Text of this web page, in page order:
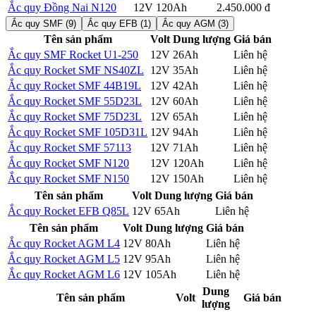
Ắc quy Đồng Nai N120
12V 120Ah 2.450.000 đ
Ắc quy SMF (9) Ắc quy EFB (1) Ắc quy AGM (3)
Tên sản phẩm Volt Dung lượng Giá bán
Ắc quy SMF Rocket U1-250
12V 26Ah Liên hệ
Ắc quy Rocket SMF NS40ZL
12V 35Ah Liên hệ
Ắc quy Rocket SMF 44B19L
12V 42Ah Liên hệ
Ắc quy Rocket SMF 55D23L
12V 60Ah Liên hệ
Ắc quy Rocket SMF 75D23L
12V 65Ah Liên hệ
Ắc quy Rocket SMF 105D31L 12V 94Ah Liên hệ
Ắc quy Rocket SMF 57113
12V 71Ah Liên hệ
Ắc quy Rocket SMF N120
12V 120Ah Liên hệ
Ắc quy Rocket SMF N150
12V 150Ah Liên hệ
Tên sản phẩm
Volt Dung lượng Giá bán
Ắc quy Rocket EFB Q85L 12V 65Ah Liên hệ
Tên sản phẩm
Volt Dung lượng Giá bán
Ắc quy Rocket AGM L4 12V 80Ah Liên hệ
Ắc quy Rocket AGM L5 12V 95Ah Liên hệ
Ắc quy Rocket AGM L6 12V 105Ah Liên hệ
Tên sản phẩm
Volt
Dung
lượng
Giá bán